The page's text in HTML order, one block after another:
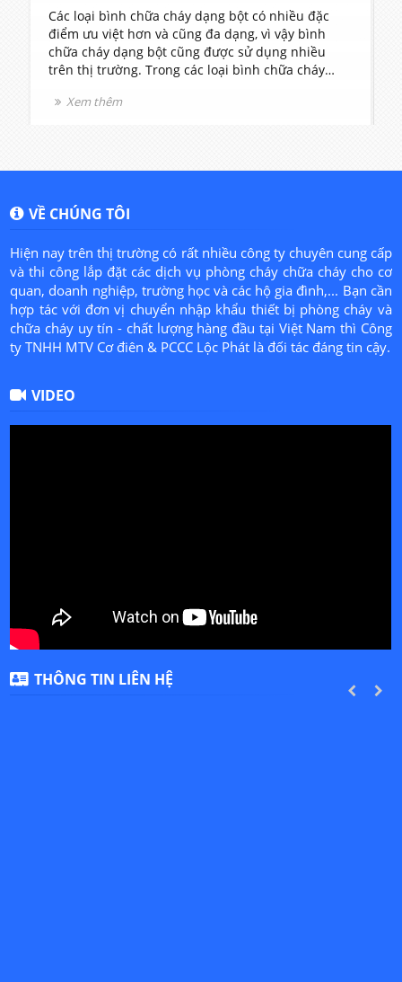
Các loại bình chữa cháy dạng bột có nhiều đặc
điểm ưu việt hơn và cũng đa dạng, vì vậy bình
chữa cháy dạng bột cũng được sử dụng nhiều
trên thị trường. Trong các loại bình chữa cháy
dụng rất phổ biến vì nó có kích thước và khối
Xem thêm
VỀ CHÚNG TÔI
Hiện nay trên thị trường có rất nhiều công ty chuyên cung cấp
và thi công lắp đặt các dịch vụ phòng cháy chữa cháy cho cơ
quan, doanh nghiệp, trường học và các hộ gia đình,... Bạn cần
hợp tác với đơn vị chuyển nhập khẩu thiết bị phòng cháy và
chữa cháy uy tín - chất lượng hàng đầu tại Việt Nam thì Công
ty TNHH MTV Cơ điên & PCCC Lộc Phát là đối tác đáng tin cậy.
VIDEO
THÔNG TIN LIÊN HỆ
PREVIOUS
NEXT